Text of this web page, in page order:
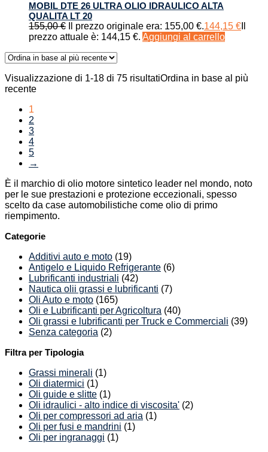
MOBIL DTE 26 ULTRA OLIO IDRAULICO ALTA
QUALITA LT 20
155,00€ Il prezzo originale era: 155,00 €.144,15 €
prezzo attuale è: 144,15 €. Aggiungi al carrello
Visualizzazione di 1-18 di 75 risultatiOrdina in base al più
recente
1
2
3
4
5
→
È il marchio di olio motore sintetico leader nel mondo, noto
per le sue prestazioni e protezione eccezionali, spesso
scelto da case automobilistiche come olio di primo
riempimento.
Categorie
Additivi auto e moto (19)
Antigelo e Liquido Refrigerante (6)
Lubrificanti industriali (42)
Nautica olii grassi e lubrificanti (7)
Oli Auto e moto (165)
Oli e Lubrificanti per Agricoltura (40)
Oli grassi e lubrificanti per Truck e Commerciali (39)
Senza categoria (2)
Filtra per Tipologia
Grassi minerali (1)
Oli diatermici (1)
Oli guide e slitte (1)
Oli idraulici - alto indice di viscosita' (2)
Oli per compressori ad aria (1)
Oli per fusi e mandrini (1)
Oli per ingranaggi (1)